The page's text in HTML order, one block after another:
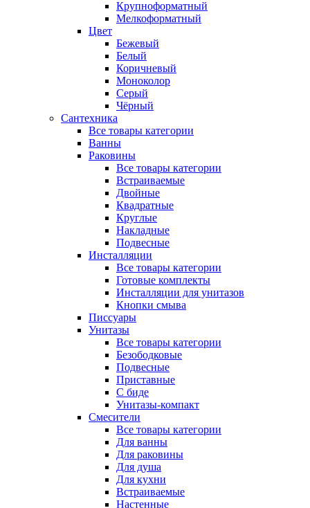
Крупноформатный
Мелкоформатный
Цвет
Бежевый
Белый
Коричневый
Моноколор
Серый
Чёрный
Сантехника
Все товары категории
Ванны
Раковины
Все товары категории
Встраиваемые
Двойные
Квадратные
Круглые
Накладные
Подвесные
Инсталляции
Все товары категории
Готовые комплекты
Инсталляции для унитазов
Кнопки смыва
Писсуары
Унитазы
Все товары категории
Безободковые
Подвесные
Приставные
С биде
Унитазы-компакт
Смесители
Все товары категории
Для ванны
Для раковины
Для душа
Для кухни
Встраиваемые
Настенные